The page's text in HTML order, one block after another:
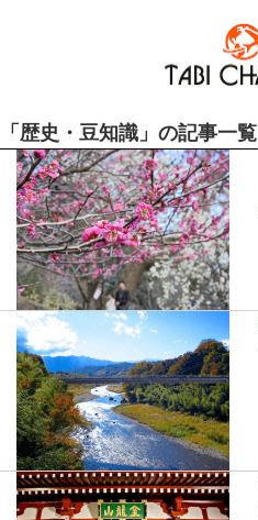
「歴史・豆知識」の記事一覧